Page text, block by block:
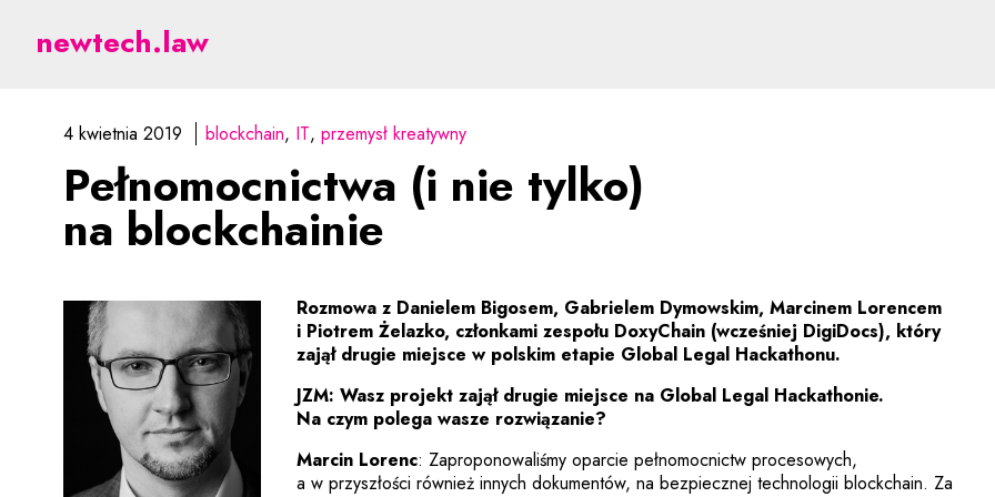
Pełnomocnictwa (i nie tylko) na blockchainie -
newtech.law
4 kwietnia 2019 blockchain IT przemysł kreatywny
Pełnomocnictwa (i nie tylko)
na blockchainie
Rozmowa z Danielem Bigosem, Gabrielem Dymowskim, Marcinem Lorencem
i Piotrem Żelazko, członkami zespołu DoxyChain (wcześniej DigiDocs), który
zajął drugie miejsce w polskim etapie Global Legal Hackathonu.
JZM: Wasz projekt zajął drugie miejsce na Global Legal Hackathonie.
Na czym polega wasze rozwiązanie?
Marcin Lorenc: Zaproponowaliśmy oparcie pełnomocnictw procesowych,
a w przyszłości również innych dokumentów, na bezpiecznej technologii blockchain. Za